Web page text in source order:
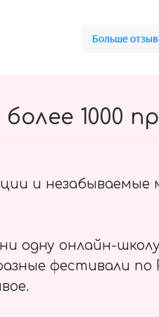
1000
и
одну онлайн-
фестивали по